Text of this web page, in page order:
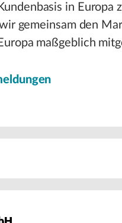
in Europa
gemeinsam den
maßgeblich